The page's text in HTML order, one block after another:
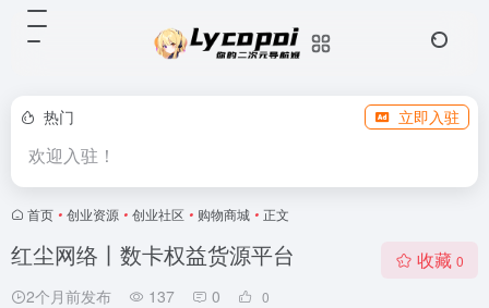
热门 立即入驻
欢迎入驻！
首页 • 创业资源 • 创业社区 • 购物商城 • 正文
红尘网络丨数卡权益货源平台
2个月前发布 137 0 0
收藏 0